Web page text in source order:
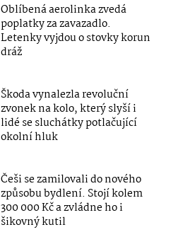
Oblíbená aerolinka zvedá
poplatky za zavazadlo.
Letenky vyjdou o stovky korun
dráž
Škoda vynalezla revoluční
zvonek na kolo, který slyší i
lidé se sluchátky potlačující
okolní hluk
Češi se zamilovali do nového
způsobu bydlení. Stojí kolem
300 000 Kč a zvládne ho i
šikovný kutil